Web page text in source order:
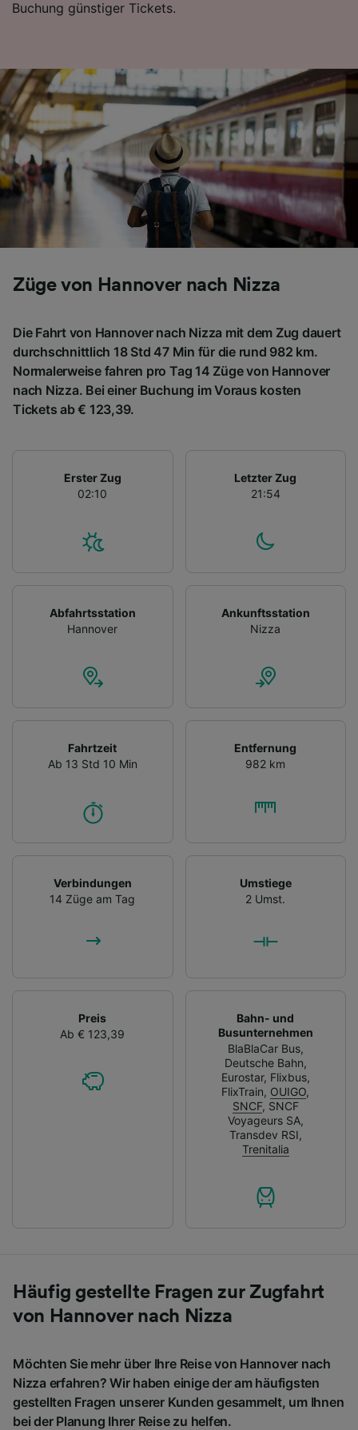
Buchung günstiger Tickets.
Züge von Hannover nach Nizza
Die Fahrt von Hannover nach Nizza mit dem Zug dauert
durchschnittlich 18 Std 47 Min für die rund 982 km.
Normalerweise fahren pro Tag 14 Züge von Hannover
nach Nizza. Bei einer Buchung im Voraus kosten
Tickets ab € 123,39.
Erster Zug
02:10
Letzter Zug
21:54
Abfahrtsstation
Hannover
Ankunftsstation
Nizza
Fahrtzeit
Ab 13 Std 10 Min
Entfernung
982 km
Verbindungen
14 Züge am Tag
Umstiege
2 Umst.
Preis
Ab € 123,39
Bahn- und
Busunternehmen
BlaBlaCar Bus,
Deutsche Bahn,
Eurostar, Flixbus,
FlixTrain, OUIGO,
SNCF, SNCF
Voyageurs SA,
Transdev RSI,
Trenitalia
Häufig gestellte Fragen zur Zugfahrt
von Hannover nach Nizza
Möchten Sie mehr über Ihre Reise von Hannover nach
Nizza erfahren? Wir haben einige der am häufigsten
gestellten Fragen unserer Kunden gesammelt, um Ihnen
bei der Planung Ihrer Reise zu helfen.
Folgendes bereitzustellen:
Informationen auf einem Endgerät.
Personalisierte Werbung und Inhalte, Messung
von Werbeleistung und der Performance von
Inhalten, Zielgruppenforschung sowie
Entwicklung und Verbesserung von
Angeboten.
Liste der Partner (Lieferanten)